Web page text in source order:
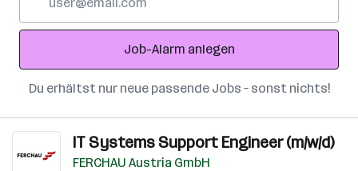
Adresse
Job-Alarm anlegen
Du erhältst nur neue passende Jobs – sonst nichts!
IT Systems Support Engineer (m/w/d)
FERCHAU Austria GmbH